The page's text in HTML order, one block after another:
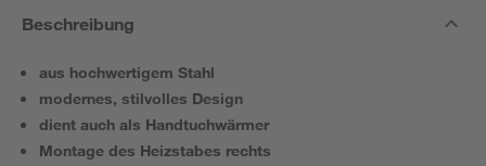
Beschreibung
aus hochwertigem Stahl
modernes, stilvolles Design
dient auch als Handtuchwärmer
Montage des Heizstabes rechts